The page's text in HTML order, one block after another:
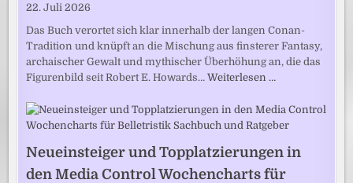
22. Juli 2026
Das Buch verortet sich klar innerhalb der langen Conan-
Tradition und knüpft an die Mischung aus finsterer Fantasy,
archaischer Gewalt und mythischer Überhöhung an, die das
Figurenbild seit Robert E. Howards…Weiterlesen …
Neueinsteiger und Topplatzierungen in
den Media Control Wochencharts für